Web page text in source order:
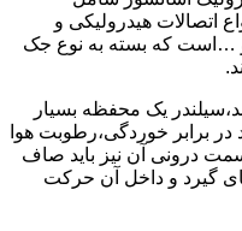
اتصالات هیدرولیکی و
…است که بسته به نوع جک
یک محفظه بسیار
برابر خوردگی،رطوبت هوا
درونی آن نیز باید صاف
گیرد و داخل آن حرکت